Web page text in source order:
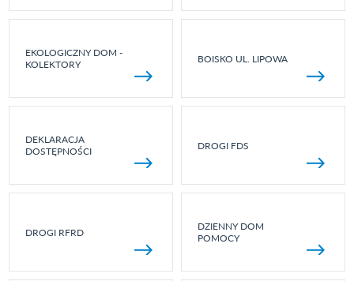
EKOLOGICZNY DOM -
KOLEKTORY
BOISKO UL. LIPOWA
DEKLARACJA
DOSTĘPNOŚCI
DROGI FDS
DROGI RFRD
DZIENNY DOM
POMOCY